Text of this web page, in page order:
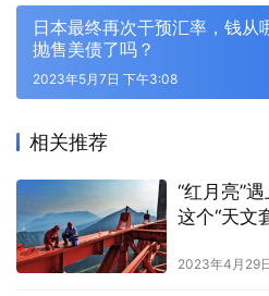
日本最终再次干预汇率，钱从
抛售美债了吗？
2023年5月7日 下午3:08
相关推荐
“红月亮”
这个“天文
2023年4月29